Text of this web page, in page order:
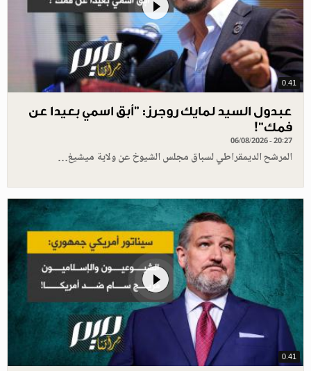
0.41
عبدول السيد لمايك روجرز: "أبق اسمي بعيدا عن
فمك"!
06/08/2026 - 20:27
المرشح الديمقراطي لسباق مجلس الشيوخ عن ولاية ميشيغ…
0.41